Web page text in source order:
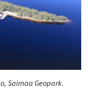
Saimaa Geopark.